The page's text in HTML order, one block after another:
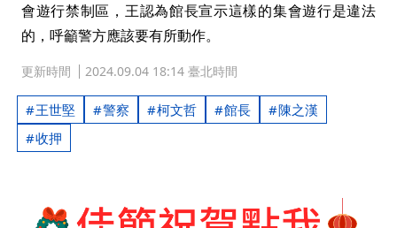
會遊行禁制區，王認為館長宣示這樣的集會遊行是違法
的，呼籲警方應該要有所動作。
更新時間 2024.09.04 18:14 臺北時間
王世堅 警察 柯文哲 館長
陳之漢
收押